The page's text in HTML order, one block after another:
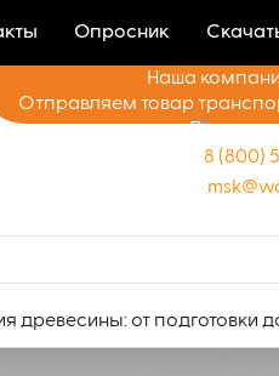
Опросник
Наша
Отправляем товар
8 (800)
древесины: от